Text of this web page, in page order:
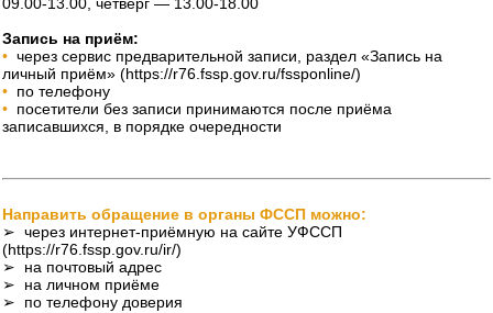
Запись на приём:
• через сервис предварительной записи, раздел «Запись на
личный приём» (https://r76.fssp.gov.ru/fssponline/)
• по телефону
• посетители без записи принимаются после приёма
записавшихся, в порядке очередности
Направить обращение в органы ФССП можно:
➢ через интернет-приёмную на сайте УФССП
(https://r76.fssp.gov.ru/ir/)
➢ на почтовый адрес
➢ на личном приёме
➢ по телефону доверия